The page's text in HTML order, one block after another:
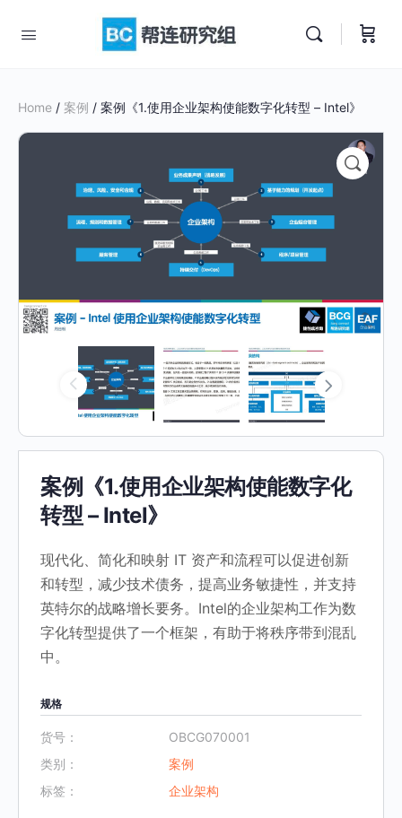
Home / 案例 / 案例《1.使用企业架构使能数字化转型 – Intel》
案例《1.使用企业架构使能数字化
转型 – Intel》
现代化、简化和映射 IT 资产和流程可以促进创新
和转型，减少技术债务，提高业务敏捷性，并支持
英特尔的战略增长要务。Intel的企业架构工作为数
字化转型提供了一个框架，有助于将秩序带到混乱
中。
规格
货号：
OBCG070001
类别：
案例
标签：
企业架构